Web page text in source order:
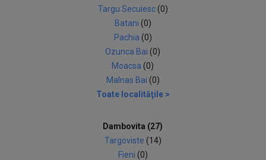
Targu Secuiesc (0)
Batani (0)
Pachia (0)
Ozunca Bai (0)
Moacsa (0)
Malnas Bai (0)
Toate localităţile >
Dambovita (27)
Targoviste (14)
Fieni (0)